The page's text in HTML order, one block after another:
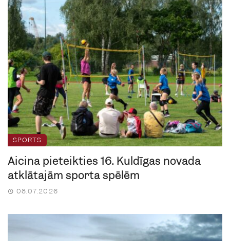
SPORTS
Aicina pieteikties 16. Kuldīgas novada
atklātajām sporta spēlēm
08.07.2026